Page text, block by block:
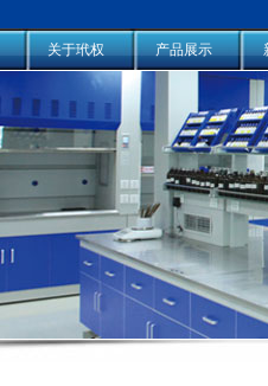
关于玳权 产品展示